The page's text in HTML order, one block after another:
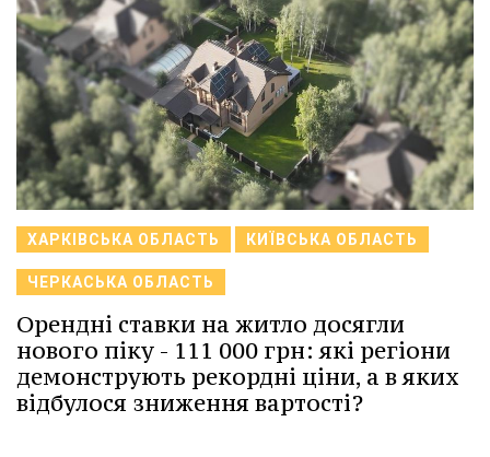
ХАРКІВСЬКА ОБЛАСТЬ КИЇВСЬКА ОБЛАСТЬ
ЧЕРКАСЬКА ОБЛАСТЬ
Орендні ставки на житло досягли
нового піку - 111 000 грн: які регіони
демонструють рекордні ціни, а в яких
відбулося зниження вартості?